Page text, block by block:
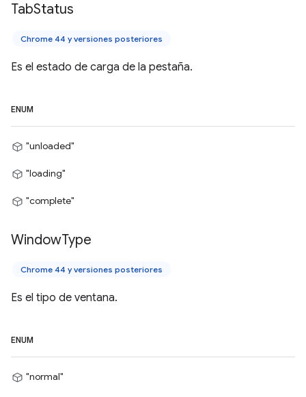
TabStatus
Chrome 44 y versiones posteriores
Es el estado de carga de la pestaña.
ENUM
"unloaded"
"loading"
"complete"
WindowType
Chrome 44 y versiones posteriores
Es el tipo de ventana.
ENUM
"normal"